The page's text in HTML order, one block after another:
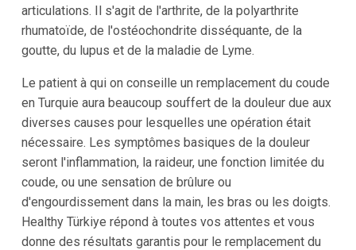
articulations. Il s'agit de l'arthrite, de la polyarthrite
rhumatoïde, de l'ostéochondrite disséquante, de la
goutte, du lupus et de la maladie de Lyme.
Le patient à qui on conseille un remplacement du coude
en Turquie aura beaucoup souffert de la douleur due aux
diverses causes pour lesquelles une opération était
nécessaire. Les symptômes basiques de la douleur
seront l'inflammation, la raideur, une fonction limitée du
coude, ou une sensation de brûlure ou
d'engourdissement dans la main, les bras ou les doigts.
Healthy Türkiye répond à toutes vos attentes et vous
donne des résultats garantis pour le remplacement du